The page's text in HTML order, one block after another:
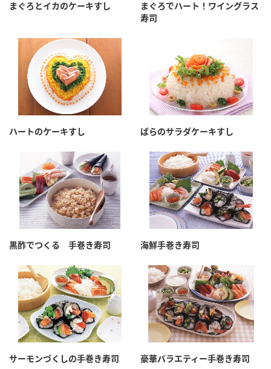
クイック調味料 レモン果汁
ふりかけ おすしの素
炊き込みご飯の素 米飯用調味液
納豆 Fibee
かおりの蔵
鍋なび
納豆のサイト
PIN印
三ツ判山吹
千夜
スペシャルサイト
お酢を知ろう！
すしラボ
ぽん酢サワー
納豆の豆知識
鍋奉行マニュアル
ミツカンのCM
ロングセラー商品 ＋ おすすめレシピ
人気商品 ＋ おすすめレシピ
ミツカンの歴史
水の文化センター（アーカイブ）
ZENB initiative
各部門が大切にしていること
おいしさと健康への取り組み
キッザニア東京「ぽん酢工房」
お客様相談センター
お客様の声をいかしました
販売終了製品のご案内
よくあるご質問
お問い合わせ
地図から取り扱い店舗を探す
ミツカン公式通販
まぐろとイカのケーキすし
まぐろでハート！ワイングラス
寿司
ハートのケーキすし ばらのサラダケーキすし
黒酢でつくる 手巻き寿司 海鮮手巻き寿司
サーモンづくしの手巻き寿司 豪華バラエティー手巻き寿司